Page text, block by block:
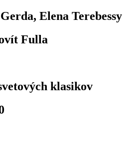
Elena Terebessy
Fulla
klasikov